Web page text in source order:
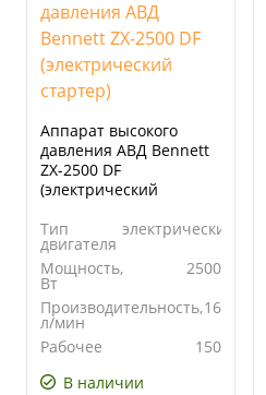
Аппарат высокого
давления АВД Bennett
ZX-2500 DF
(электрический
Тип
двигателя
электрический
Мощность,
Вт
2500
Производительность,
л/мин
16
Рабочее
бар
150
В наличии